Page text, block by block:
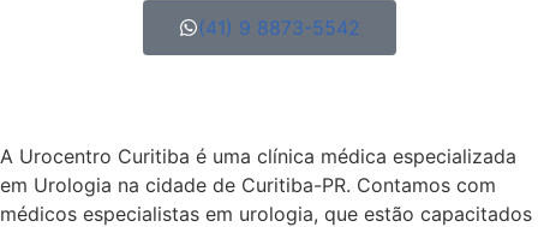
(41) 9 8873-5542
A Urocentro Curitiba é uma clínica médica especializada
em Urologia na cidade de Curitiba-PR. Contamos com
médicos especialistas em urologia, que estão capacitados